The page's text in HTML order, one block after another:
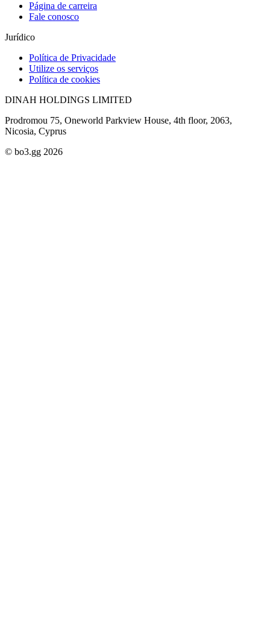
Página de carreira
Fale conosco
Jurídico
Política de Privacidade
Utilize os serviços
Política de cookies
DINAH HOLDINGS LIMITED
Prodromou 75, Oneworld Parkview House, 4th floor, 2063,
Nicosia, Cyprus
© bo3.gg 2026